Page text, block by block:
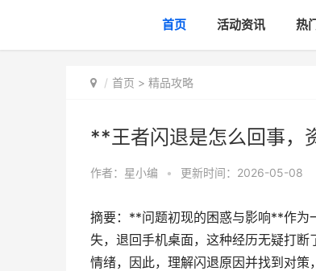
首页 活动资讯 热
首页 > 精品攻略
**王者闪退是怎么回事，
作者： 星小编 • 更新时间：2026-05-08
摘要：**问题初现的困惑与影响**作为
失，退回手机桌面，这种经历无疑打
情绪，因此，理解闪退原因并找到对